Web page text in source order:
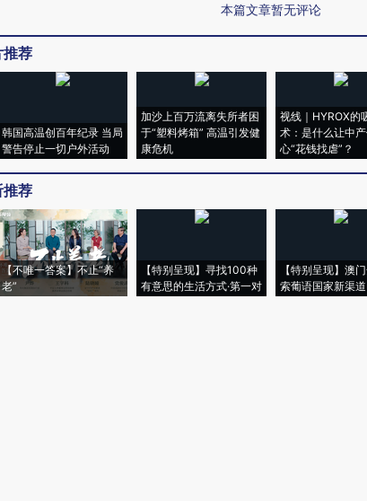
本篇文章暂无评论
推荐
韩国高温创百年纪录 当局
警告停止一切户外活动
加沙上百万流离失所者困
于“塑料烤箱” 高温引发健
康危机
视线｜HYROX的
术：是什么让中
心“花钱找虐”？
推荐
【不唯一答案】不止“养
老”
【特别呈现】寻找100种
有意思的生活方式·第一对
【特别呈现】澳
索葡语国家新渠道